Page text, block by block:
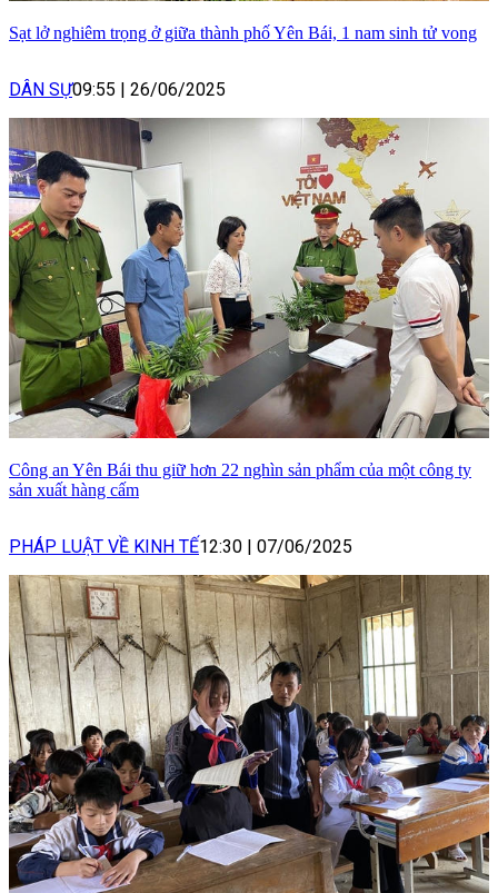
Sạt lở nghiêm trọng ở giữa thành phố Yên Bái, 1 nam sinh tử vong
DÂN SỰ09:55 | 26/06/2025
Công an Yên Bái thu giữ hơn 22 nghìn sản phẩm của một công ty
sản xuất hàng cấm
PHÁP LUẬT VỀ KINH TẾ12:30 | 07/06/2025